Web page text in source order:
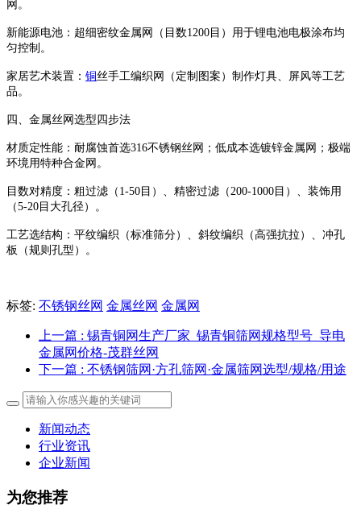
网。
新能源电池 ：超细密纹金属网（目数1200 目）用于锂电池电极涂布均
匀控制。
家居艺术装置 ： 铜丝手工编织网（定制图案）制作灯具、屏风等工艺
品。
四、金属丝网选型四步法
材质定性能 ：耐腐蚀首选316不锈钢丝网；低成本选镀锌金属网；极端
环境用特种合金网。
目数对精度 ：粗过滤（ 1-50 目）、精密过滤（200-1000 目）、装饰用
（5-20 目大孔径）。
工艺选结构 ：平纹编织（标准筛分）、斜纹编织（高强抗拉）、冲孔
板（规则孔型）。
标签: 不锈钢丝网 金属丝网 金属网
上一篇 : 锡青铜网生产厂家_锡青铜筛网规格型号_导电
金属网价格-茂群丝网
下一篇 : 不锈钢筛网·方孔筛网·金属筛网选型/规格/用途
新闻动态
行业资讯
企业新闻
为您推荐